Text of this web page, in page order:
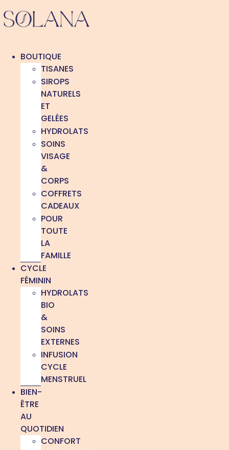
au
contenu
BOUTIQUE
TISANES
SIROPS
NATURELS
ET
GELÉES
HYDROLATS
SOINS
VISAGE
&
CORPS
COFFRETS
CADEAUX
POUR
TOUTE
LA
FAMILLE
CYCLE
FÉMININ
HYDROLATS
BIO
&
SOINS
EXTERNES
INFUSION
CYCLE
MENSTRUEL
BIEN-
ÊTRE
AU
QUOTIDIEN
CONFORT